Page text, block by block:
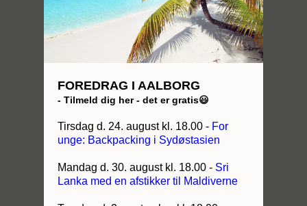
FOREDRAG I AALBORG
- Tilmeld dig her - det er gratis😃
Tirsdag d. 24. august kl. 18.00 - For
unge: Backpacking i Sydøstasien
Mandag d. 30. august kl. 18.00 - Sri
Lanka med en afstikker til Maldiverne